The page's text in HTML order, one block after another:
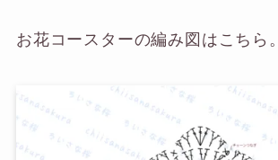
お花コースターの編み図はこちら。